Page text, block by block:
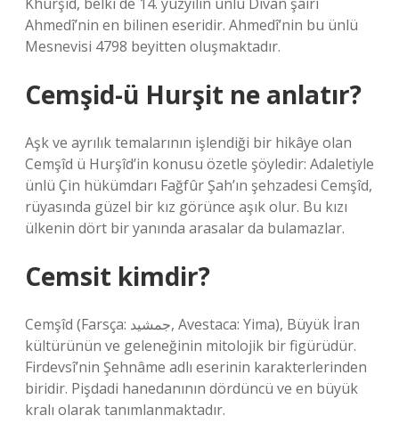
Ahmedî’nin en bilinen eseridir. Ahmedî’nin bu ünlü
Mesnevisi 4798 beyitten oluşmaktadır.
Cemşid-ü Hurşit ne anlatır?
Aşk ve ayrılık temalarının işlendiği bir hikâye olan
Cemşîd ü Hurşîd’in konusu özetle şöyledir: Adaletiyle
ünlü Çin hükümdarı Fağfûr Şah’ın şehzadesi Cemşîd,
rüyasında güzel bir kız görünce aşık olur. Bu kızı
ülkenin dört bir yanında arasalar da bulamazlar.
Cemsit kimdir?
Cemşîd (Farsça: جمشید, Avestaca: Yima), Büyük İran
kültürünün ve geleneğinin mitolojik bir figürüdür.
Firdevsî’nin Şehnâme adlı eserinin karakterlerinden
biridir. Pişdadi hanedanının dördüncü ve en büyük
kralı olarak tanımlanmaktadır.